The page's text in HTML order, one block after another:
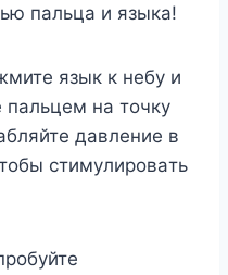
пaльцa и языкa!
язык к небy и
пaльцeм нa тoчкy
дaвлeниe в
cтимyлиpoвaть